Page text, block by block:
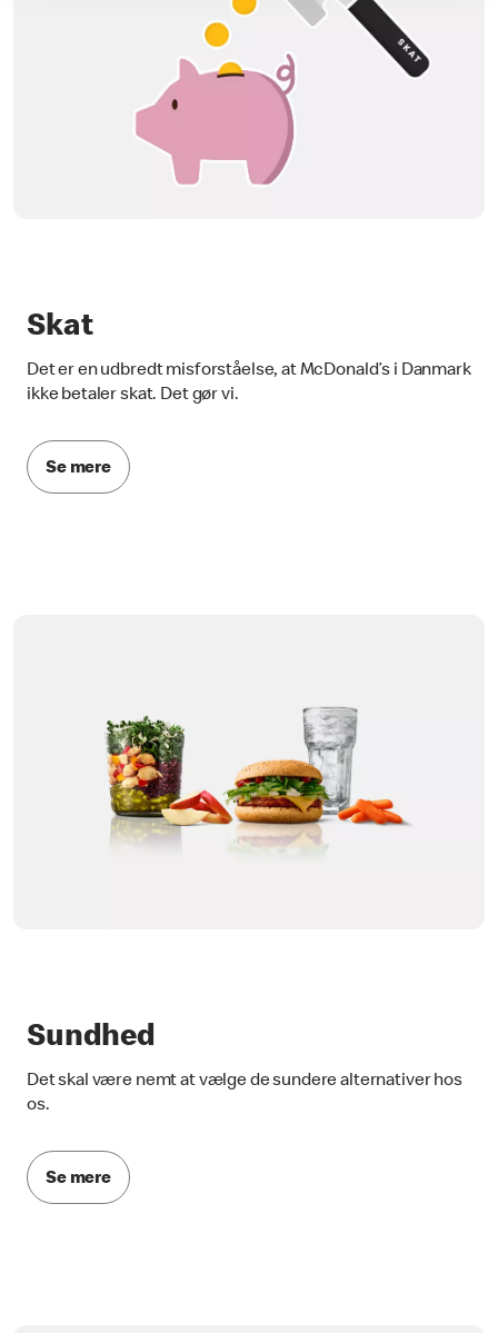
Skat
Det er en udbredt misforståelse, at McDonald’s i Danmark
ikke betaler skat. Det gør vi.
Se mere
Sundhed
Det skal være nemt at vælge de sundere alternativer hos
os.
Se mere